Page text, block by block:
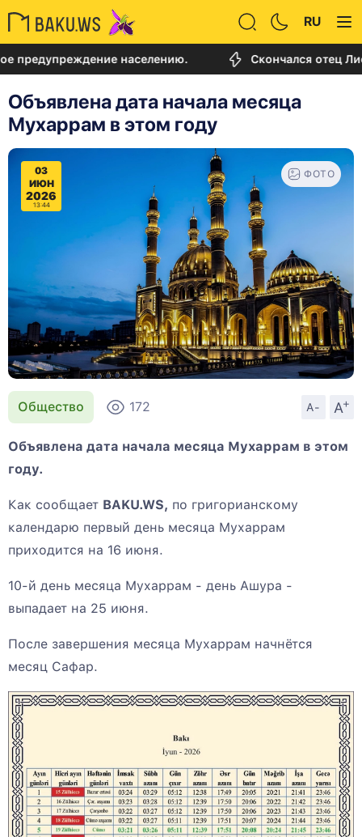
RU
населению. Скончался отец Лионеля
Объявлена дата начала месяца
Мухаррам в этом году
03
ИЮН
2026
13:44
ФОТО
Общество 172 A- A
+
Объявлена дата начала месяца Мухаррам в этом
году.
Как сообщает BAKU.WS, по григорианскому
календарю первый день месяца Мухаррам
приходится на 16 июня.
10-й день месяца Мухаррам - день Ашура -
выпадает на 25 июня.
После завершения месяца Мухаррам начнётся
месяц Сафар.